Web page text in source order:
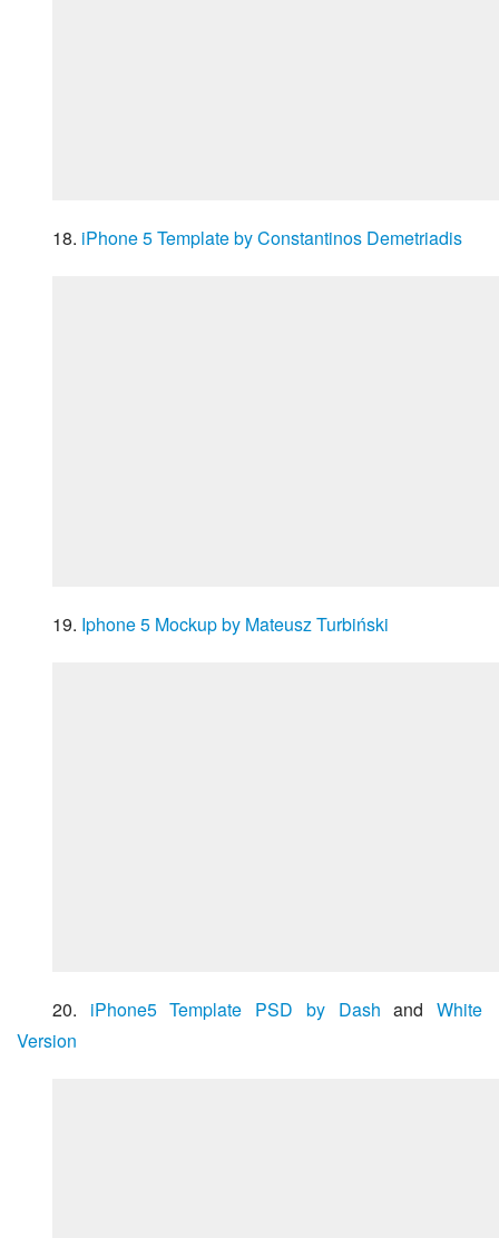
18. iPhone 5 Template by Constantinos Demetriadis
19. Iphone 5 Mockup by Mateusz Turbiński
20. iPhone5 Template PSD by Dash and White
Version